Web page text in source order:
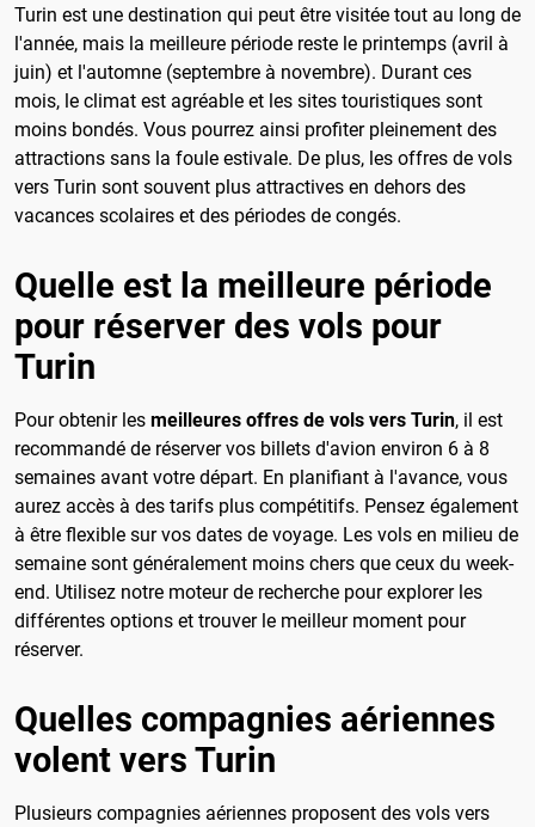
Turin est une destination qui peut être visitée tout au long de
l'année, mais la meilleure période reste le printemps (avril à
juin) et l'automne (septembre à novembre). Durant ces
mois, le climat est agréable et les sites touristiques sont
moins bondés. Vous pourrez ainsi profiter pleinement des
attractions sans la foule estivale. De plus, les offres de vols
vers Turin sont souvent plus attractives en dehors des
vacances scolaires et des périodes de congés.
Quelle est la meilleure période
pour réserver des vols pour
Turin
Pour obtenir les meilleures offres de vols vers Turin, il est
recommandé de réserver vos billets d'avion environ 6 à 8
semaines avant votre départ. En planifiant à l'avance, vous
aurez accès à des tarifs plus compétitifs. Pensez également
à être flexible sur vos dates de voyage. Les vols en milieu de
semaine sont généralement moins chers que ceux du week-
end. Utilisez notre moteur de recherche pour explorer les
différentes options et trouver le meilleur moment pour
réserver.
Quelles compagnies aériennes
volent vers Turin
Plusieurs compagnies aériennes proposent des vols vers